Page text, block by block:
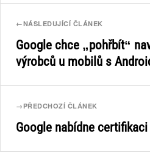
←NÁSLEDUJÍCÍ ČLÁNEK
Google chce „pohřbít“
výrobců u mobilů s
→ PŘEDCHOZÍ ČLÁNEK
Google nabídne